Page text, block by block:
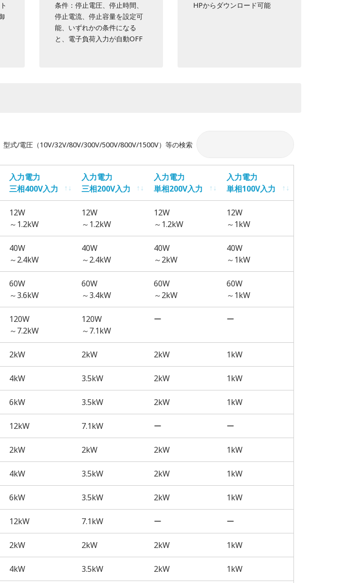
条件：停止電圧、停止時間、
停止電流、停止容量を設定可
能、いずれかの条件になる
と、電子負荷入力が自動OFF
HPからダウンロード可能
型式/電圧（10V/32V/80V/300V/500V/800V/1500V）等の検索
入力電力
三相400V入力
入力電力
三相200V入力
入力電力
単相200V入力
入力電力
単相100V入力
三相400V入力
三相200V入力
単相200V入力
単相100V入力
12W
～1.2kW
12W
～1.2kW
12W
～1.2kW
12W
～1kW
40W
～2.4kW
40W
～2.4kW
40W
～2kW
40W
～1kW
60W
～3.6kW
60W
～3.4kW
60W
～2kW
60W
～1kW
120W
～7.2kW
120W
～7.1kW
ー ー
2kW 2kW 2kW 1kW
4kW 3.5kW 2kW 1kW
6kW 3.5kW 2kW 1kW
12kW 7.1kW ー ー
2kW 2kW 2kW 1kW
4kW 3.5kW 2kW 1kW
6kW 3.5kW 2kW 1kW
12kW 7.1kW ー ー
2kW 2kW 2kW 1kW
4kW 3.5kW 2kW 1kW